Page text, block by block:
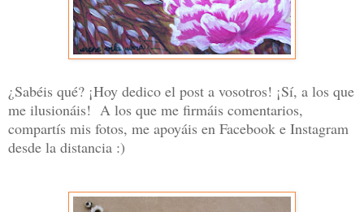
¿Sabéis qué? ¡Hoy dedico el post a vosotros! ¡Sí, a los que
me ilusionáis! A los que me firmáis comentarios,
compartís mis fotos, me apoyáis en Facebook e Instagram
desde la distancia :)